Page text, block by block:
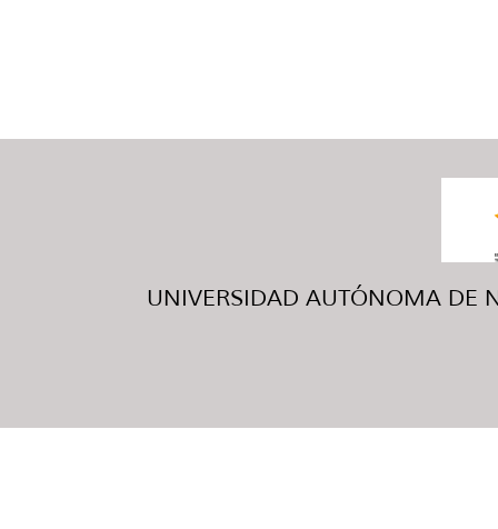
UNIVERSIDAD AUTÓNOMA DE